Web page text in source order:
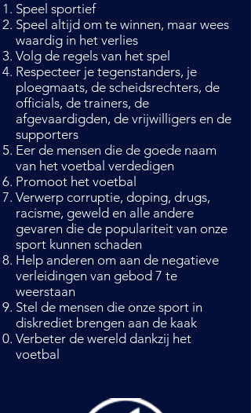
Speel sportief
Speel altijd om te winnen, maar wees
waardig in het verlies
Volg de regels van het spel
Respecteer je tegenstanders, je
ploegmaats, de scheidsrechters, de
officials, de trainers, de
afgevaardigden, de vrijwilligers en de
supporters
Eer de mensen die de goede naam
van het voetbal verdedigen
Promoot het voetbal
Verwerp corruptie, doping, drugs,
racisme, geweld en alle andere
gevaren die de populariteit van onze
sport kunnen schaden
Help anderen om aan de negatieve
verleidingen van gebod 7 te
weerstaan
Stel de mensen die onze sport in
diskrediet brengen aan de kaak
Verbeter de wereld dankzij het
voetbal